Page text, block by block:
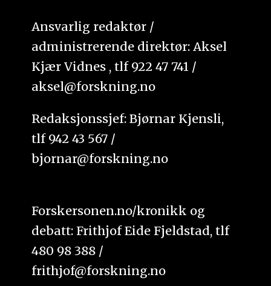
Ansvarlig redaktør /
administrerende direktør: Aksel
Kjær Vidnes , tlf 922 47 741 /
aksel@forskning.no
Redaksjonssjef: Bjørnar Kjensli,
tlf 942 43 567 /
bjornar@forskning.no
Forskersonen.no/kronikk og
debatt: Frithjof Eide Fjeldstad, tlf
480 98 388 /
frithjof@forskning.no